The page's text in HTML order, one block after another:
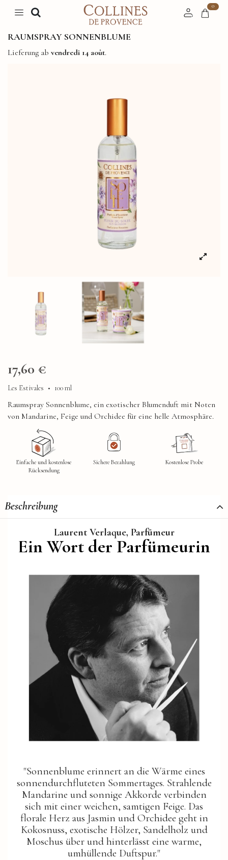
0
RAUMSPRAY SONNENBLUME
Lieferung ab vendredi 14 août.
17,60 €
Les Estivales • 100 ml
Raumspray Sonnenblume, ein exotischer Blumenduft mit Noten
von Mandarine, Feige und Orchidee für eine helle Atmosphäre.
Einfache und kostenlose
Rücksendung
Sichere Bezahlung Kostenlose Probe
Beschreibung
Laurent Verlaque, Parfümeur
Ein Wort der Parfümeurin
"Sonnenblume erinnert an die Wärme eines
sonnendurchfluteten Sommertages. Strahlende
Mandarine und sonnige Akkorde verbinden
sich mit einer weichen, samtigen Feige. Das
florale Herz aus Jasmin und Orchidee geht in
Kokosnuss, exotische Hölzer, Sandelholz und
Moschus über und hinterlässt eine warme,
umhüllende Duftspur."